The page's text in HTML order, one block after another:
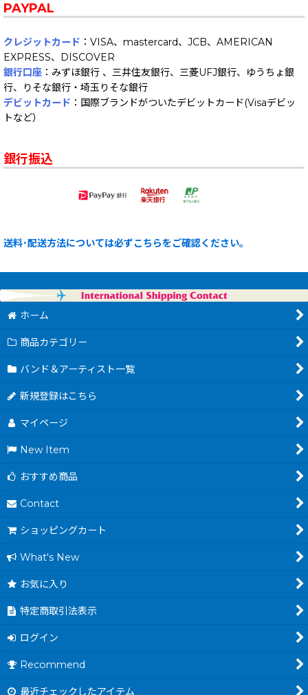
PAYPAL
クレジットカード ：VISA、mastercard、JCB、AMERICAN
EXPRESS、DISCOVER
銀行口座 ：みずほ銀行 、三井住友銀行、三菱UFJ銀行、ゆうちょ銀
行、りそな銀行・埼玉りそな銀行
デビットカード ：国際ブランドがついたデビットカード(Visaデビッ
トなど）
銀行振込
送料･配送方法については必ずこちらをご確認ください。
ホーム
商品カテゴリー
バンド＆アーティスト一覧
新規登録はこちら
マイページ
New Item
おすすめ商品
Contact
ショッピングカート
What's New
お気に入り
特定商取引法表示
ログイン
Recommend
最近チェックしたアイテム